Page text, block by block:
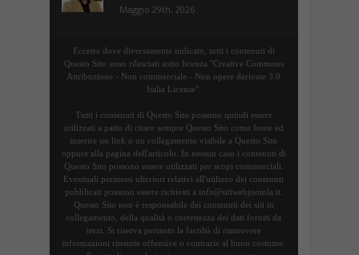
Maggio 29th, 2026
Eccetto dove diversamente indicato, tutti i contenuti di
Questo Sito sono rilasciati sotto licenza "Creative Commons
Attribuzione - Non commerciale - Non opere derivate 3.0
Italia License".
Tutti i contenuti di Questo Sito possono quindi essere
utilizzati a patto di citare sempre Questo Sito come fonte ed
inserire un link o un collegamento visibile a Questo Sito
oppure alla pagina dell'articolo. In nessun caso i contenuti di
Questo Sito possono essere utilizzati per scopi commerciali.
Eventuali permessi ulteriori relativi all'utilizzo dei contenuti
pubblicati possono essere richiesti a info@sitiwebjoomla.it.
Questo Sito non è responsabile dei contenuti dei siti in
collegamento, della qualità o correttezza dei dati forniti da
terzi. Si riserva pertanto la facoltà di rimuovere
informazioni ritenute offensive o contrarie al buon costume.